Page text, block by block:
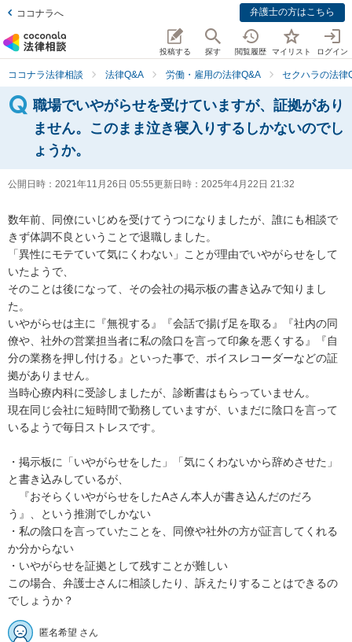
ココナラへ 弁護士の方はこちら
投稿する 探す 閲覧履歴 マイリスト ログイン
ココナラ法律相談 法律Q&A 労働・雇用の法律Q&A セクハラの法律
職場でいやがらせを受けていますが、証拠があり
ません。このまま泣き寝入りするしかないのでし
ょうか。
公開日時： 2021年11月26日 05:55更新日時： 2025年4月22日 21:32
数年前、同僚にいじめを受けてうつになりましたが、誰にも相談で
きず体調不良ということで退職しました。
「異性にモテていて気にくわない」ことが理由でいやがらせをして
いたようで、
そのことは後になって、その会社の掲示板の書き込みで知りまし
た。
いやがらせは主に『無視する』『会話で揚げ足を取る』『社内の同
僚や、社外の営業担当者に私の陰口を言って印象を悪くする』『自
分の業務を押し付ける』といった事で、ボイスレコーダーなどの証
拠がありません。
当時心療内科に受診しましたが、診断書はもらっていません。
現在同じ会社に短時間で勤務していますが、いまだに陰口を言って
いるようで毎日ストレスです。
・掲示板に「いやがらせをした」「気にくわないから辞めさせた」
と書き込みしているが、
『おそらくいやがらせをしたAさん本人が書き込んだのだろ
う』、という推測でしかない
・私の陰口を言っていたことを、同僚や社外の方が証言してくれる
か分からない
・いやがらせを証拠として残すことが難しい
この場合、弁護士さんに相談したり、訴えたりすることはできるの
でしょうか？
匿名希望 さん